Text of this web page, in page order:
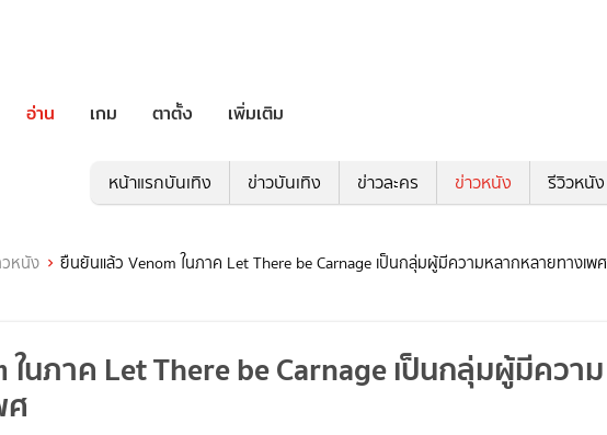
อ่าน เกม ตาตั้ง เพิ่มเติม
หน้าแรกบันเทิง ข่าวบันเทิง ข่าวละคร ข่าวหนัง รีวิวหนัง
วหนัง ยืนยันแล้ว Venom ในภาค Let There be Carnage เป็นกลุ่มผู้มีความหลากหลายทางเพศ
นภาค Let There be Carnage เป็นกลุ่มผู้มีความ
ศ